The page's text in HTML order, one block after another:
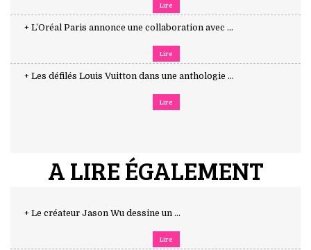
Lire
+ L’Oréal Paris annonce une collaboration avec ...
Lire
+ Les défilés Louis Vuitton dans une anthologie ...
Lire
A LIRE ÉGALEMENT
+ Le créateur Jason Wu dessine un ...
Lire